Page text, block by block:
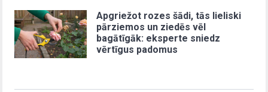
Apgriežot rozes šādi, tās lieliski
pārziemos un ziedēs vēl
bagātīgāk: eksperte sniedz
vērtīgus padomus